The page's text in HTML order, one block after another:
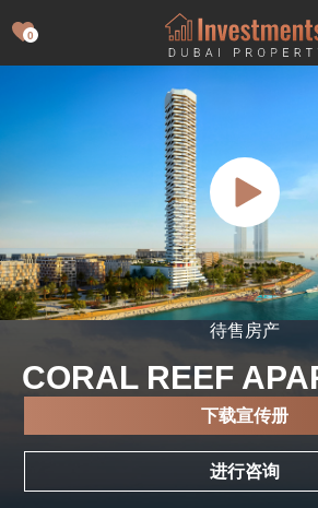
0
待售房产
CORAL REEF
下载宣传册
进行咨询